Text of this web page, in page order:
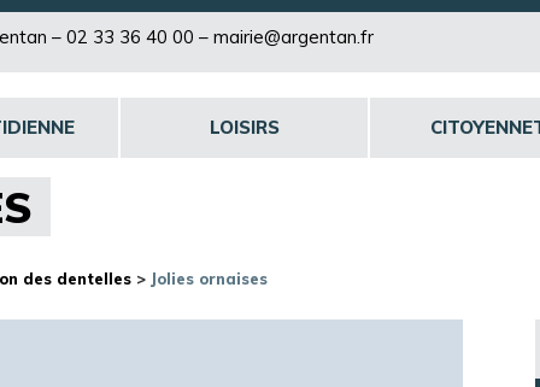
– 02 33 36 40 00 – mairie@argentan.fr
LOISIRS
des dentelles > Jolies ornaises